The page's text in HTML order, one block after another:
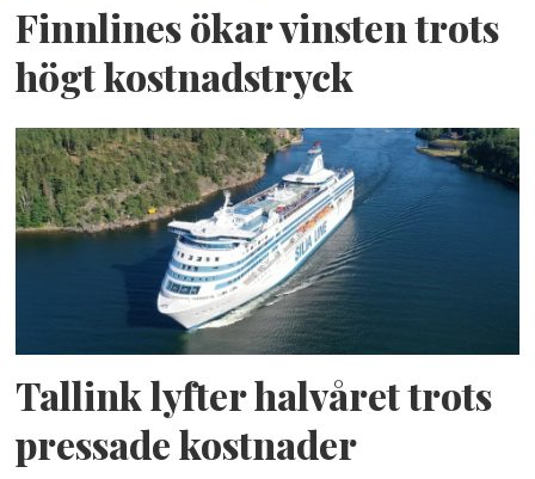
Finnlines ökar vinsten trots
högt kostnadstryck
Tallink lyfter halvåret trots
pressade kostnader